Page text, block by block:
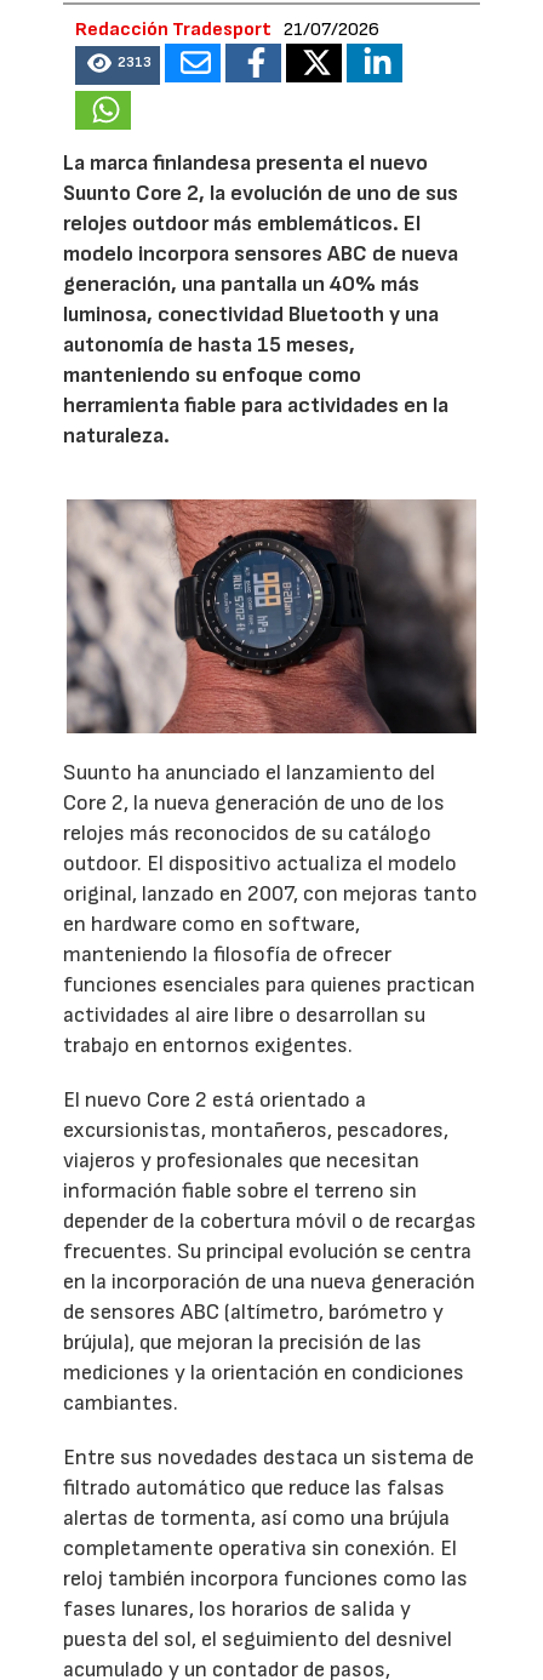
Redacción Tradesport 21/07/2026
2313
La marca finlandesa presenta el nuevo
Suunto Core 2, la evolución de uno de sus
relojes outdoor más emblemáticos. El
modelo incorpora sensores ABC de nueva
generación, una pantalla un 40% más
luminosa, conectividad Bluetooth y una
autonomía de hasta 15 meses,
manteniendo su enfoque como
herramienta fiable para actividades en la
naturaleza.
Suunto ha anunciado el lanzamiento del
Core 2, la nueva generación de uno de los
relojes más reconocidos de su catálogo
outdoor. El dispositivo actualiza el modelo
original, lanzado en 2007, con mejoras tanto
en hardware como en software,
manteniendo la filosofía de ofrecer
funciones esenciales para quienes practican
actividades al aire libre o desarrollan su
trabajo en entornos exigentes.
El nuevo Core 2 está orientado a
excursionistas, montañeros, pescadores,
viajeros y profesionales que necesitan
información fiable sobre el terreno sin
depender de la cobertura móvil o de recargas
frecuentes. Su principal evolución se centra
en la incorporación de una nueva generación
de sensores ABC (altímetro, barómetro y
brújula), que mejoran la precisión de las
mediciones y la orientación en condiciones
cambiantes.
Entre sus novedades destaca un sistema de
filtrado automático que reduce las falsas
alertas de tormenta, así como una brújula
completamente operativa sin conexión. El
reloj también incorpora funciones como las
fases lunares, los horarios de salida y
puesta del sol, el seguimiento del desnivel
acumulado y un contador de pasos,